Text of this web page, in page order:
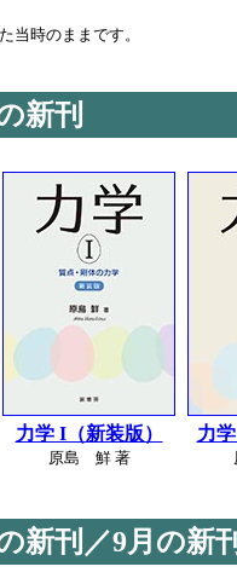
当時のままです。
新刊
力学 I（新装版）
原島 鮮 著
力
新刊／9月の新刊